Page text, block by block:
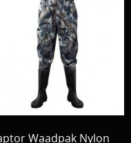
Waadpak Nylon